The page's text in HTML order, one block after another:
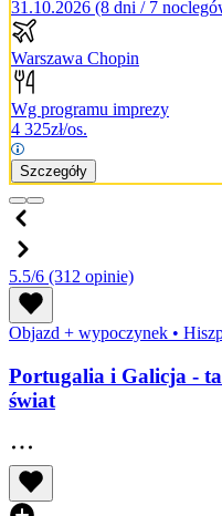
31.10.2026 (8 dni / 7
Warszawa Chopin
Wg programu imprezy
4 325zł/os.
Szczegóły
5.5/6 (312 opinie)
Objazd + wypoczynek •
Portugalia i Galicja -
świat